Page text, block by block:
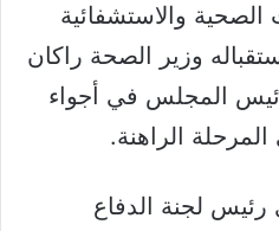
الصحية والاستشفائية
وزير الصحة راكان
المجلس في أجواء
الراهنة.
لجنة الدفاع